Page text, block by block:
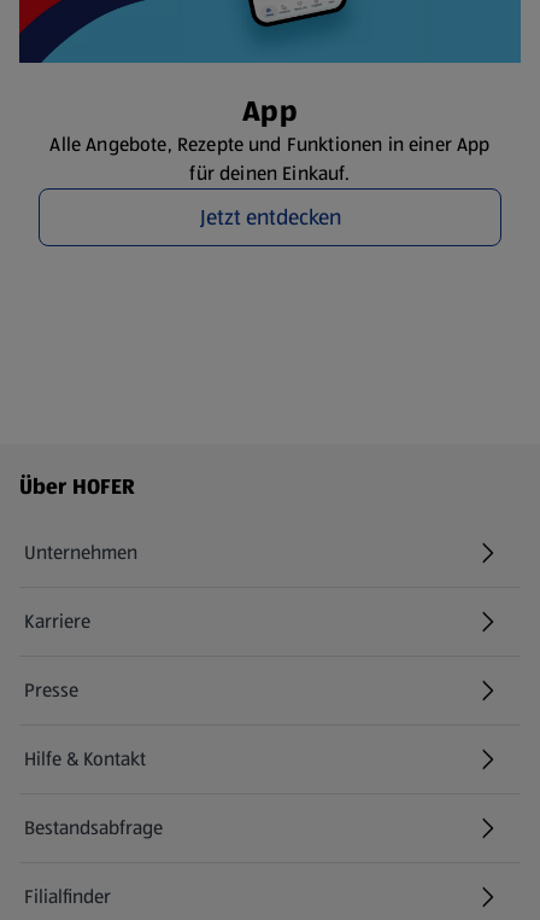
App
Alle Angebote, Rezepte und Funktionen in einer App
für deinen Einkauf.
Jetzt entdecken
Fußzeilenmenü - weitere Links
Über HOFER
Unternehmen
Karriere
(öffnet in einem neuen Tab)
Presse
Hilfe & Kontakt
(öffnet in einem neuen Tab)
Bestandsabfrage
(öffnet in einem neuen Tab)
Filialfinder